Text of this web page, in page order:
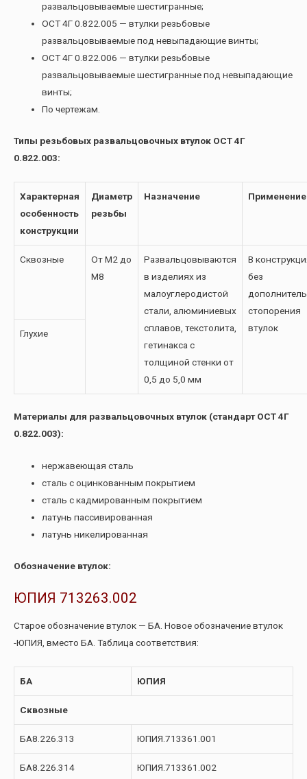
развальцовываемые шестигранные;
ОСТ 4Г 0.822.005 — втулки резьбовые
развальцовываемые под невыпадающие винты;
ОСТ 4Г 0.822.006 — втулки резьбовые
развальцовываемые шестигранные под невыпадающие
винты;
По чертежам.
Типы резьбовых развальцовочных втулок ОСТ 4Г
0.822.003:
Характерная
особенность
конструкции
Диаметр
резьбы
Назначение Применение
Сквозные
От М2 до
М8
Развальцовываются
в изделиях из
малоуглеродистой
стали, алюминиевых
сплавов, текстолита,
гетинакса с
толщиной стенки от
0,5 до 5,0 мм
В
без
стопорения
втулок
Глухие
Материалы для развальцовочных втулок (стандарт ОСТ 4Г
0.822.003):
нержавеющая сталь
сталь с оцинкованным покрытием
сталь с кадмированным покрытием
латунь пассивированная
латунь никелированная
Обозначение втулок:
ЮПИЯ 713263.002
Старое обозначение втулок — БА. Новое обозначение втулок
-ЮПИЯ, вместо БА. Таблица соответствия:
БА ЮПИЯ
Сквозные
БА8.226.313 ЮПИЯ.713361.001
БА8.226.314 ЮПИЯ.713361.002